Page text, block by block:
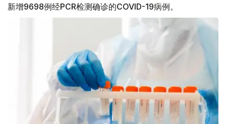
新增9698例经PCR检测确诊的COVID-19病例。